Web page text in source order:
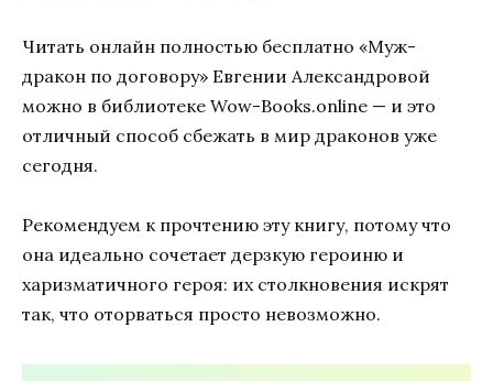
Читать онлайн полностью бесплатно «Муж-
дракон по договору» Евгении Александровой
можно в библиотеке Wow-Books.online — и это
отличный способ сбежать в мир драконов уже
сегодня.
Рекомендуем к прочтению эту книгу, потому что
она идеально сочетает дерзкую героиню и
харизматичного героя: их столкновения искрят
так, что оторваться просто невозможно.